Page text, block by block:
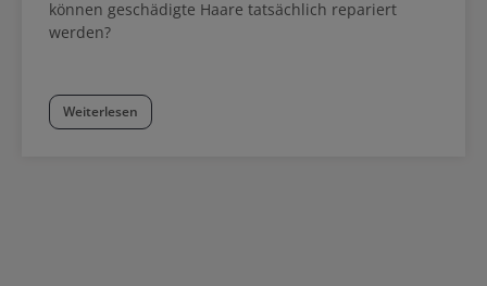
können geschädigte Haare tatsächlich repariert
werden?
Weiterlesen